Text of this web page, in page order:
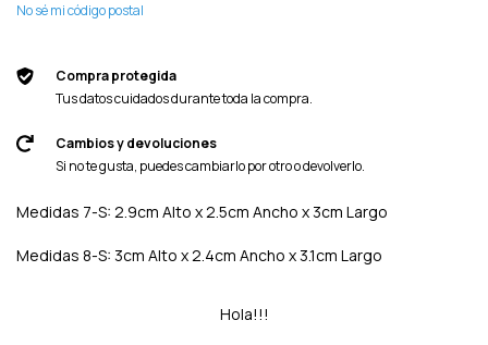
No sé mi código postal
Compra protegida
Tus datos cuidados durante toda la compra.
Cambios y devoluciones
Si no te gusta, puedes cambiarlo por otro o devolverlo.
Medidas 7-S: 2.9cm Alto x 2.5cm Ancho x 3cm Largo
Medidas 8-S: 3cm Alto x 2.4cm Ancho x 3.1cm Largo
Hola!!!